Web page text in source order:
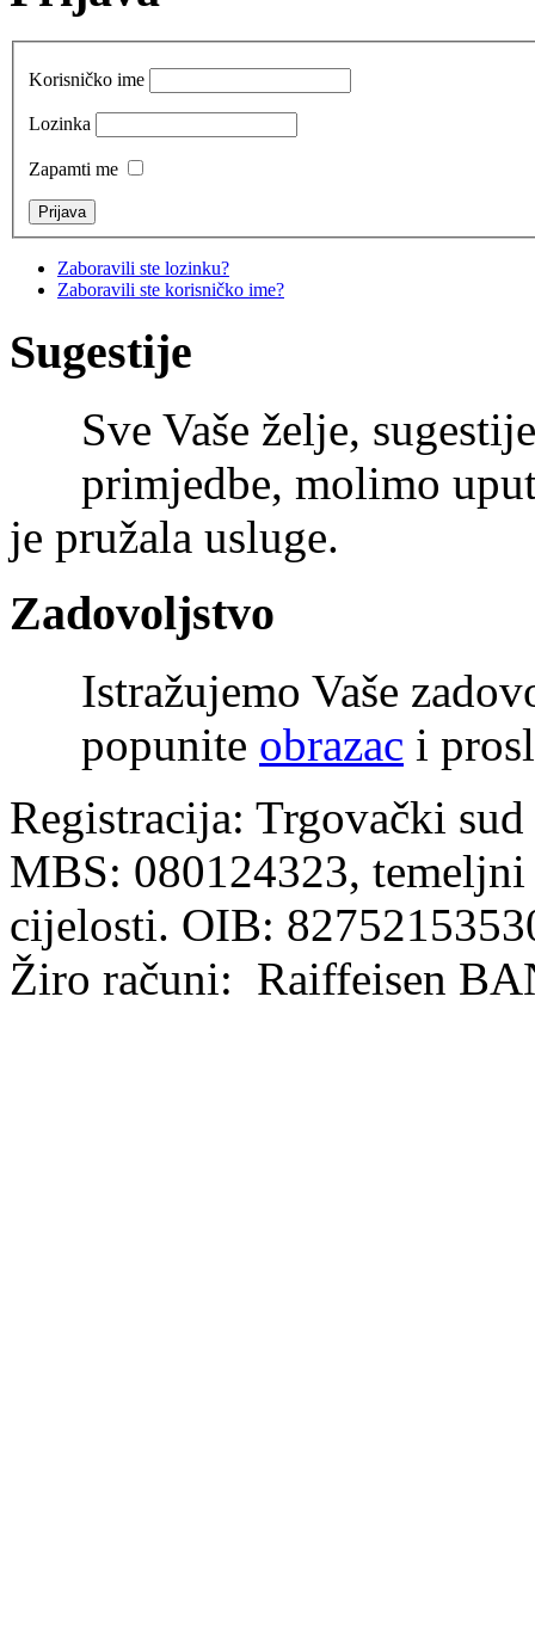
Korisničko ime
Lozinka
Zapamti me
Zaboravili ste lozinku?
Zaboravili ste korisničko ime?
Sugestije
Sve Vaše želje,
primjedbe, molimo
je pružala usluge.
Zadovoljstvo
Istražujemo Vaše
popunite obrazac i
Registracija: Trgovački
MBS: 080124323,
cijelosti. OIB:
Žiro računi: Raiffeisen